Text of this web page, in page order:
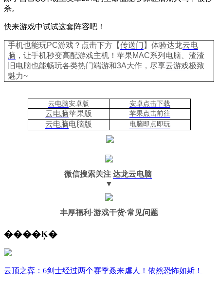
杀。
快来游戏中试试这套阵容吧！
手机也能玩PC游戏？点击下方【传送门 】体验达龙云电
脑 ，让手机秒变高配游戏主机 ！苹果MAC系列电脑、渣渣
旧电脑也能畅玩各类热门端游和3A大作， 尽享云游戏极致
魅力~
云电脑安卓版 安卓点击下载
云电脑苹果版 苹果点击前往
云电脑电脑版 电脑即点即玩
微信搜索关注 达龙云电脑
▼
丰厚福利 ·游戏干货·常见问题
����Ķ�
云顶之弈：6剑士经过两个赛季叒来虐人！依然恐怖如斯！